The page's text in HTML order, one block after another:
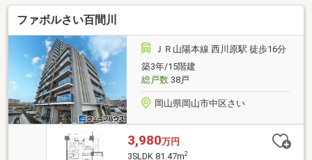
なマンション！■室内状態良好！大変綺麗にご使用さ
れております！≪近隣環境≫■岡山市立三勲小学校
徒歩約4分■岡山県立岡山朝日高等学校 徒歩約7分■岡
山電気軌道「中納言」電停 徒歩約3分■フレスタ門田
屋敷店 徒歩約9分■ローソン岡山門田屋敷店 徒歩約
3分■天満屋岡山店 徒歩約16分
ファボルさい百間川
ＪＲ山陽本線 西川原駅 徒歩16分
築3年/15階建
総戸数38戸
岡山県岡山市中区さい
3,980万円
3SLDK 81.47m2